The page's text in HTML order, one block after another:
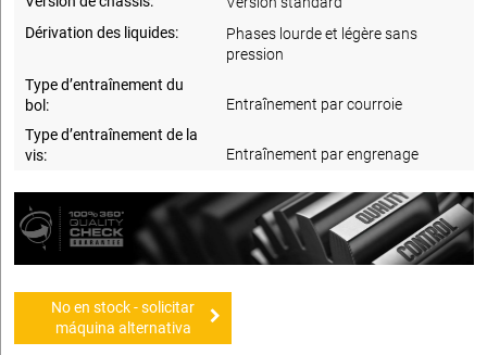
Dérivation des liquides:
Phases lourde et légère sans
pression
Type d’entraînement du
bol:
Entraînement par courroie
Type d’entraînement de la
vis:
Entraînement par engrenage
No en stock - solicitar
máquina alternativa